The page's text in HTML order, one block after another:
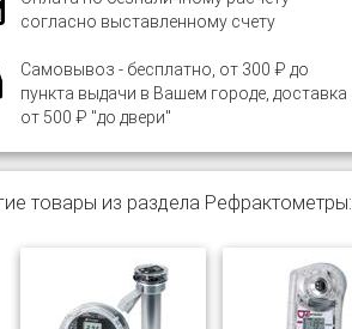
согласно выставленному счету
Самовывоз - бесплатно, от 300 ₽ до
пункта выдачи в Вашем городе, доставка
от 500 ₽ "до двери"
товары из раздела Рефрактометры: